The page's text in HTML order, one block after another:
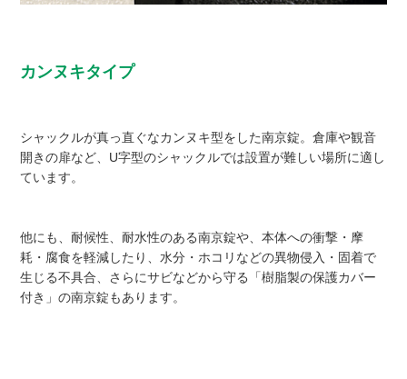
カンヌキタイプ
シャックルが真っ直ぐなカンヌキ型をした南京錠。倉庫や観音
開きの扉など、U字型のシャックルでは設置が難しい場所に適し
ています。
他にも、耐候性、耐水性のある南京錠や、本体への衝撃・摩
耗・腐食を軽減したり、水分・ホコリなどの異物侵入・固着で
生じる不具合、さらにサビなどから守る「樹脂製の保護カバー
付き」の南京錠もあります。